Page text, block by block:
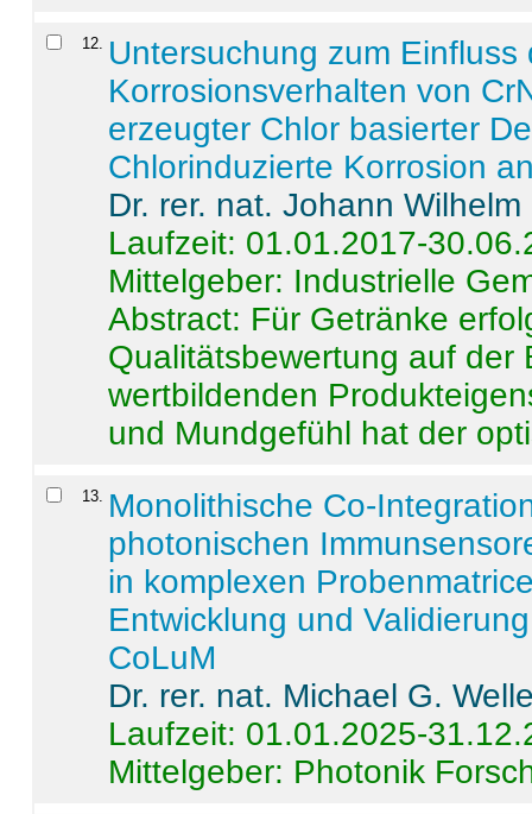
12
Untersuchung zum
Korrosionsverhalten von
erzeugter Chlor basierter
Chlorinduzierte Korrosion
Dr. rer. nat. Johann
Laufzeit: 01.01.2017-
Mittelgeber: Industrielle
Abstract: Für Getränke
Qualitätsbewertung auf der
wertbildenden
und Mundgefühl hat der
13
Monolithische Co-
photonischen
in komplexen
Entwicklung und
CoLuM
Dr. rer. nat. Michael G.
Laufzeit: 01.01.2025-
Mittelgeber: Photonik